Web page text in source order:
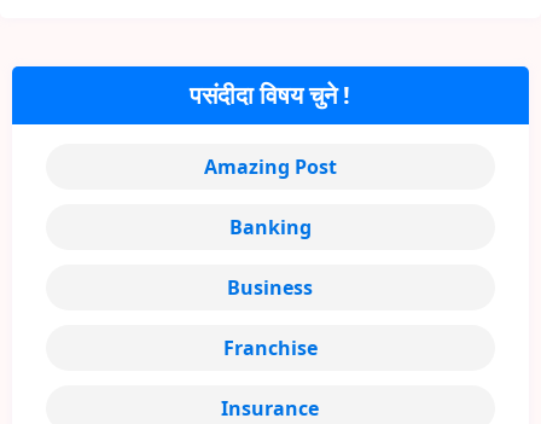
पसंदीदा विषय चुने !
Amazing Post
Banking
Business
Franchise
Insurance